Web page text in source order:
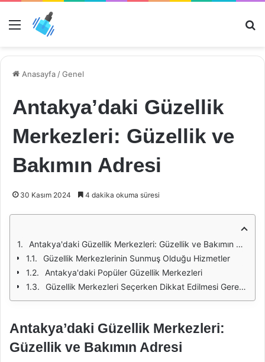
Menü
Anasayfa /Genel
Antakya’daki Güzellik
Merkezleri: Güzellik ve
Bakımın Adresi
30 Kasım 2024 4 dakika okuma süresi
Antakya'daki Güzellik Merkezleri: Güzellik ve Bakımın Adresi
Güzellik Merkezlerinin Sunmuş Olduğu Hizmetler
Antakya'daki Popüler Güzellik Merkezleri
Güzellik Merkezleri Seçerken Dikkat Edilmesi Gerekenler
Antakya’daki Güzellik Merkezleri:
Güzellik ve Bakımın Adresi